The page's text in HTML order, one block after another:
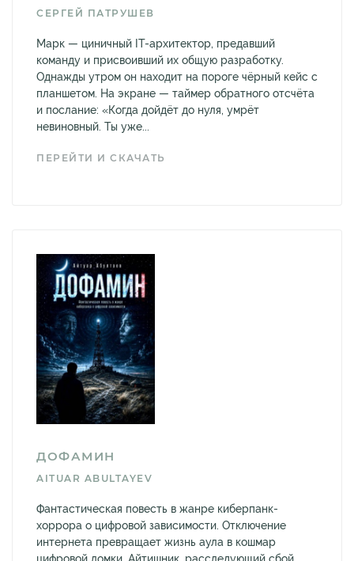
СЕРГЕЙ ПАТРУШЕВ
Марк — циничный IT-архитектор, предавший
команду и присвоивший их общую разработку.
Однажды утром он находит на пороге чёрный кейс с
планшетом. На экране — таймер обратного отсчёта
и послание: «Когда дойдёт до нуля, умрёт
невиновный. Ты уже...
ПЕРЕЙТИ И СКАЧАТЬ
ДОФАМИН
AITUAR ABULTAYEV
Фантастическая повесть в жанре киберпанк-
хоррора о цифровой зависимости. Отключение
интернета превращает жизнь аула в кошмар